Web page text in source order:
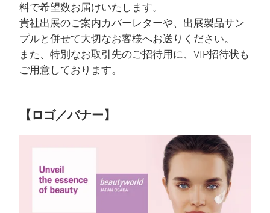
料で希望数お届けいたします。
貴社出展のご案内カバーレターや、出展製品サン
プルと併せて大切なお客様へお送りください。
また、特別なお取引先のご招待用に、VIP招待状も
ご用意しております。
【ロゴ／バナー】